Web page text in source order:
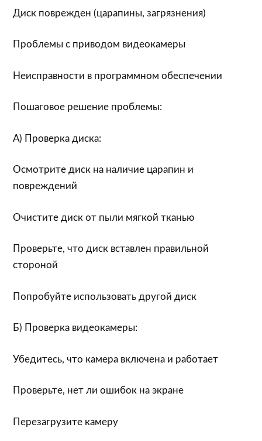
Диск поврежден (царапины, загрязнения)
Проблемы с приводом видеокамеры
Неисправности в программном обеспечении
Пошаговое решение проблемы:
А) Проверка диска:
Осмотрите диск на наличие царапин и
повреждений
Очистите диск от пыли мягкой тканью
Проверьте, что диск вставлен правильной
стороной
Попробуйте использовать другой диск
Б) Проверка видеокамеры:
Убедитесь, что камера включена и работает
Проверьте, нет ли ошибок на экране
Перезагрузите камеру